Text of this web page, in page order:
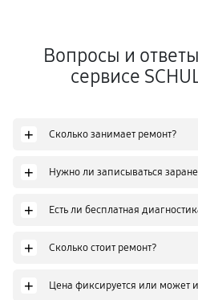
Вопросы и
сервисе
+ Сколько занимает ремонт?
+ Нужно ли записываться
+ Есть ли бесплатная
+ Сколько стоит ремонт?
+ Цена фиксируется или может